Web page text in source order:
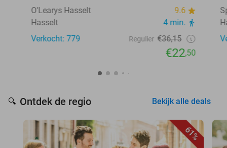
O'Learys Hasselt
9.6
Hasselt
4 min.
Verkocht: 779
Regulier €36,15
€22,50
🔍 Ontdek de regio Bekijk alle deals
61%